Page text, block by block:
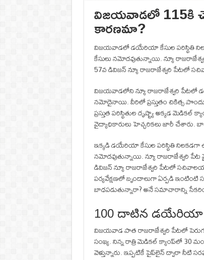
విజయవాడలో 115కి
కారణమా?
విజయవాడలో డయేరియా కేసుల పరిస్థితి
కేసులు నమోదవుతున్నాయి. న్యూ
57వ డివిజన్ న్యూ రాజరాజేశ్వరి పేటలో
విజయవాడలోని న్యూ రాజరాజేశ్వరి పేటలో
న‌మోదైనాయి. వీరిలో ప్రస్తుతం చికిత్స
ప్రస్తుత పరిస్థితుల దృష్ట్యా అక్కడ
వైద్యాధికారులు హెచ్చరికలు జారీ చేశారు.
ఇక్కడి డయేరియా కేసుల పరిస్థితి నిలకడగా
నమోదవుతున్నాయి. న్యూ రాజరాజేశ్వరి పేట
డివిజన్ న్యూ రాజరాజేశ్వరి పేటలో
పర్యవేక్షణలో బృందాలుగా ఏర్పడి ఇంటింటి
బాధపడుతున్నారా? అనే సమాచారాన్ని
100 దాటిన డయేరియా
విజయవాడ పాత రాజరాజేశ్వరి పేటలో
సంఖ్య. నిన్న రాత్రి మెడికల్‌ క్యాంప్‌లో 30
వెళ్తున్నారు. ఇప్పటికే పైప్‌లైన్‌ ద్వారా నీటి